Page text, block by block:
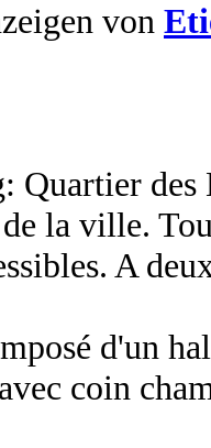
von
Quartier
la ville.
A
d'un
coin